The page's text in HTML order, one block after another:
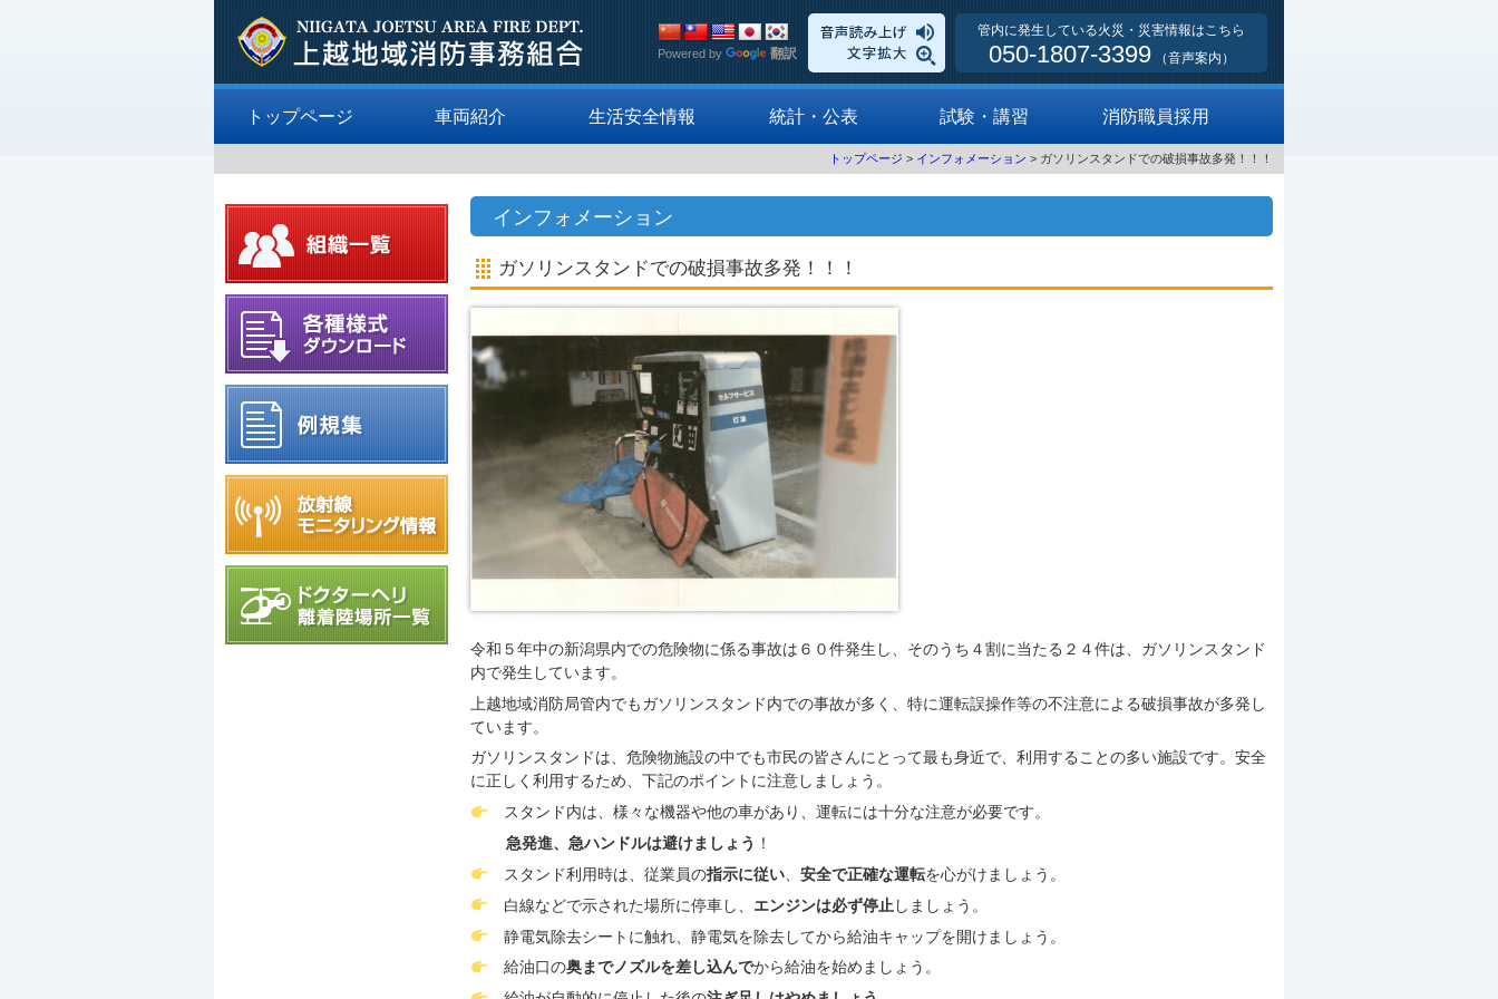
Powered by 翻訳
管内に発生している火災・災害情報はこちら
050-1807-3399（音声案内）
トップページ 車両紹介 生活安全情報 統計・公表 試験・講習 消防職員採用
トップページ > インフォメーション > ガソリンスタンドでの破損事故多発！！！
インフォメーション
ガソリンスタンドでの破損事故多発！！！
令和５年中の新潟県内での危険物に係る事故は６０件発生し、そのうち４割に当たる２４件は、ガソリンスタンド
内で発生しています。
上越地域消防局管内でもガソリンスタンド内での事故が多く、特に運転誤操作等の不注意による破損事故が多発し
ています。
ガソリンスタンドは、危険物施設の中でも市民の皆さんにとって最も身近で、利用することの多い施設です。安全
に正しく利用するため、下記のポイントに注意しましょう。
スタンド内は、様々な機器や他の車があり、運転には十分な注意が必要です。
急発進、急ハンドルは避けましょう ！
スタンド利用時は、従業員の指示に従い、 安全で正確な運転を心がけましょう。
白線などで示された場所に停車し、 エンジンは必ず停止 しましょう。
静電気除去シートに触れ、静電気を除去してから給油キャップを開けましょう。
給油口の奥までノズルを差し込んでから給油を始めましょう。